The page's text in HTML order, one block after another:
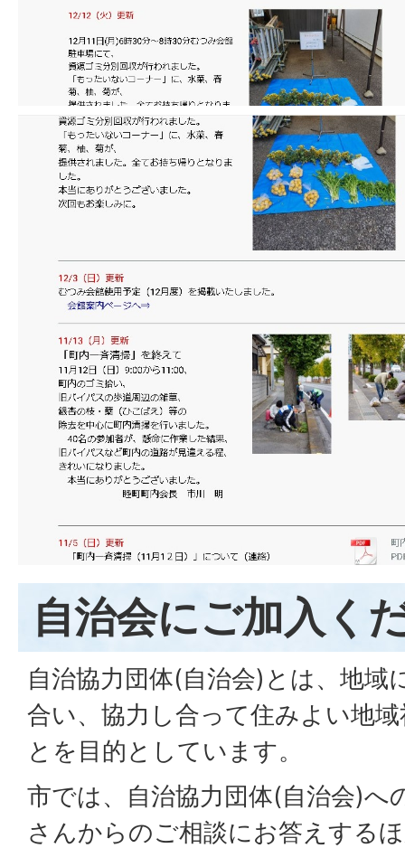
自治会にご加入く
自治協力団体(自治会)とは、地域
合い、協力し合って住みよい地
とを目的としています。
市では、自治協力団体(自治会)へ
さんからのご相談にお答えする